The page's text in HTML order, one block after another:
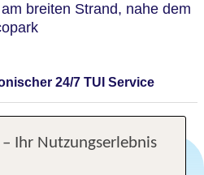
breiten Strand, nahe dem
24/7 TUI Service
Ihr Nutzungserlebnis